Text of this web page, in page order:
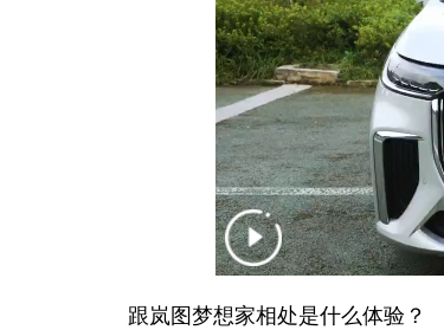
跟岚图梦想家相处是什么体验？